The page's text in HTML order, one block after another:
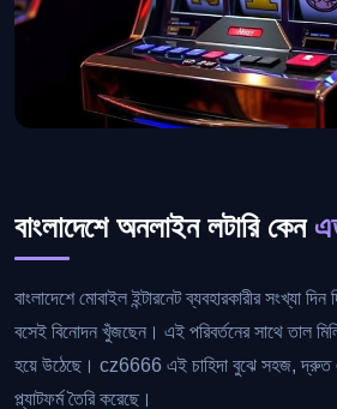
বাংলাদেশে অনলাইন লটারি কেন
বাংলাদেশে মোবাইল ইন্টারনেট ব্যবহারকারীর সংখ্যা
বসেই বিনোদন খুঁজছেন। এই পরিবর্তনের সাথে তাল
হয়ে উঠেছে। cz6666 এই চাহিদা বুঝে সহজ, দ্রুত
প্ল্যাটফর্ম তৈরি করেছে।